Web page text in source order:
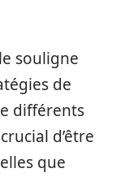
souligne
de
différents
d’être
que